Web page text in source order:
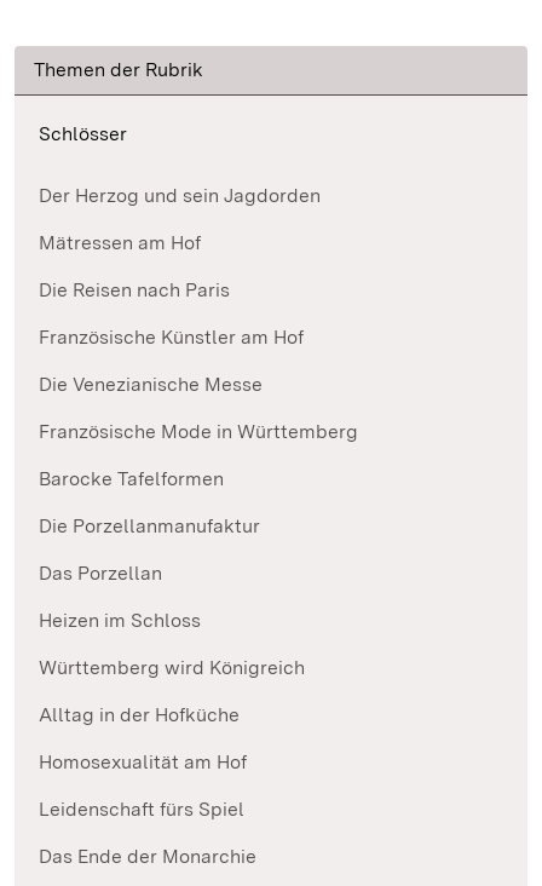
Themen der Rubrik
Schlösser
Der Herzog und sein Jagdorden
Mätressen am Hof
Die Reisen nach Paris
Französische Künstler am Hof
Die Venezianische Messe
Französische Mode in Württemberg
Barocke Tafelformen
Die Porzellanmanufaktur
Das Porzellan
Heizen im Schloss
Württemberg wird Königreich
Alltag in der Hofküche
Homosexualität am Hof
Leidenschaft fürs Spiel
Das Ende der Monarchie